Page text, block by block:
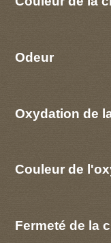
Odeur
Oxydation de
Couleur de
Fermeté de la